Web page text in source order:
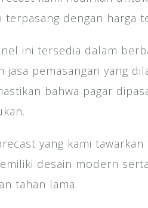
k
terpasang dengan harga
ini tersedia dalam
jasa pemasangan yang
bahwa pagar
yang kami
desain modern
tahan lama.